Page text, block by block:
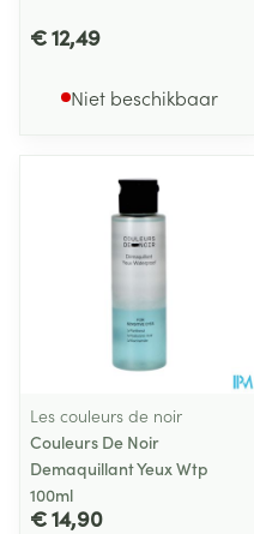
€ 12,49
Niet beschikbaar
Les couleurs de noir
Couleurs De Noir
Demaquillant Yeux Wtp
100ml
€ 14,90